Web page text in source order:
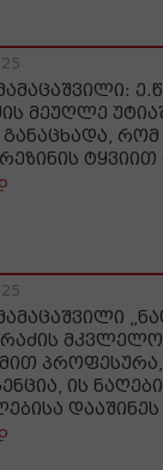
მეუღლე
განაცხადა,
რეზინის
ის
დააშინეს